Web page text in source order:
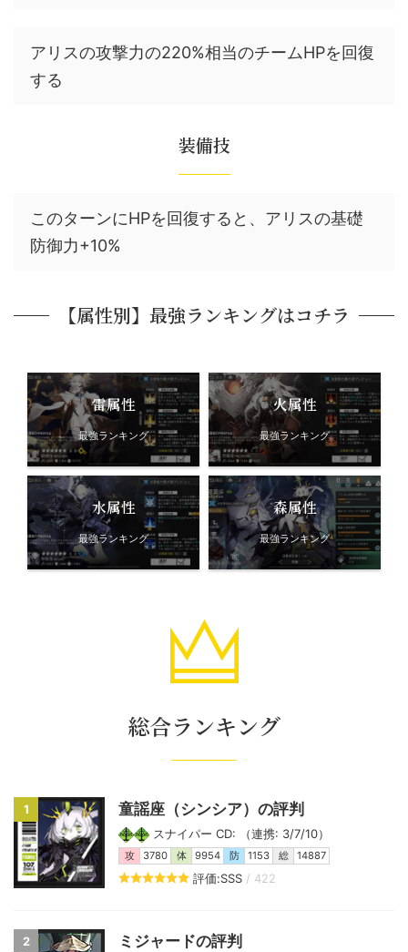
アリスの攻撃力の220%相当のチームHPを回復
する
装備技
このターンにHPを回復すると、アリスの基礎
防御力+10%
【属性別】最強ランキングはコチラ
雷属性
最強ランキング
火属性
最強ランキング
水属性
最強ランキング
森属性
最強ランキング
総合ランキング
1 童謡座（シンシア）の評判
スナイパー CD: （連携: 3/7/10）
攻 3780 体 9954 防 1153 総 14887
評価:SSS / 422
2 ミジャードの評判